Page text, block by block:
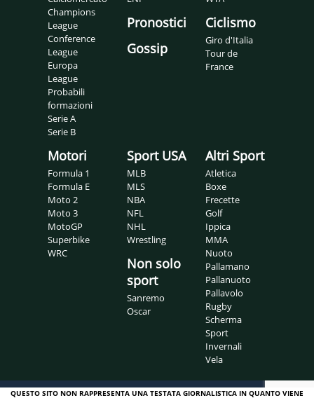
Champions
League
Conference
League
Europa
League
Probabili
formazioni
Serie A
Serie B
Pronostici
Gossip
Ciclismo
Giro d'Italia
Tour de
France
Motori
Formula 1
Formula E
Moto 2
Moto 3
MotoGP
Superbike
WRC
Sport USA
MLB
MLS
NBA
NFL
NHL
Wrestling
Non solo
sport
Sanremo
Oscar
Altri Sport
Atletica
Boxe
Frecette
Golf
Ippica
MMA
Nuoto
Pallamano
Pallanuoto
Pallavolo
Rugby
Scherma
Sport
Invernali
Vela
QUESTO SITO NON RAPPRESENTA UNA TESTATA GIORNALISTICA IN QUANTO VIENE